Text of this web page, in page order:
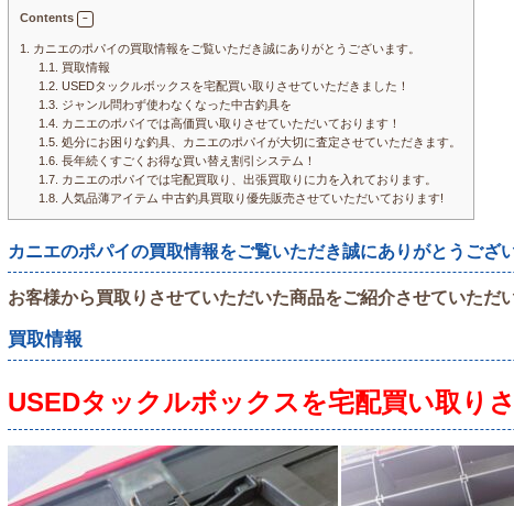
Contents
1.
カニエのポパイの買取情報をご覧いただき誠にありがとうございます。
1.1.
買取情報
1.2. USEDタックルボックスを宅配買い取りさせていただきました！
1.3. ジャンル問わず使わなくなった中古釣具を
1.4. カニエのポパイでは高価買い取りさせていただいております！
1.5. 処分にお困りな釣具、カニエのポパイが大切に査定させていただきます。
1.6. 長年続くすごくお得な買い替え割引システム！
1.7. カニエのポパイでは宅配買取り、出張買取りに力を入れております。
1.8.
人気品薄アイテム 中古釣具買取り優先販売させていただいております!
カニエのポパイの買取情報をご覧いただき誠にありがとうござ
お客様から買取りさせていただいた商品をご紹介させていただ
買取情報
USEDタックルボックスを宅配買い取り